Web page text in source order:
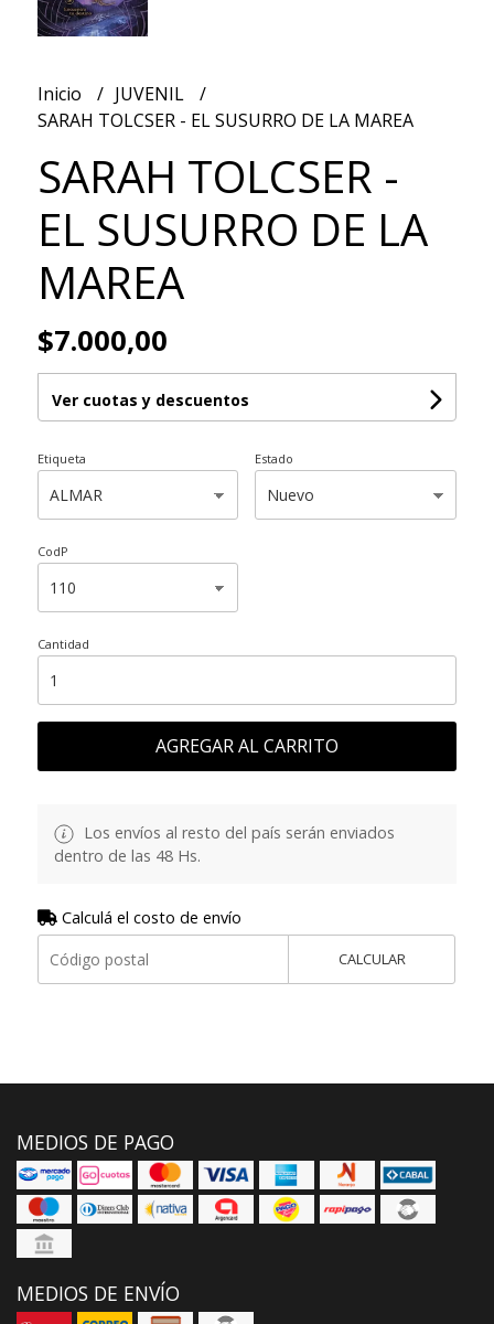
Inicio
JUVENIL
SARAH TOLCSER - EL SUSURRO DE LA MAREA
SARAH TOLCSER -
EL SUSURRO DE LA
MAREA
$7.000,00
Ver cuotas y descuentos
Etiqueta Estado
CodP
Cantidad
AGREGAR AL CARRITO
Los envíos al resto del país serán enviados
dentro de las 48 Hs.
Calculá el costo de envío
CALCULAR
MEDIOS DE PAGO
MEDIOS DE ENVÍO